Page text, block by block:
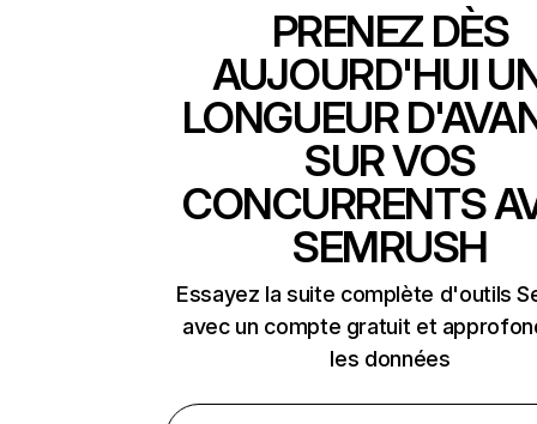
PRENEZ DÈS
AUJOURD'HUI
LONGUEUR
SUR VOS
CONCURRENTS
SEMRUSH
Essayez la suite complète d'outils
avec un compte gratuit et
les données